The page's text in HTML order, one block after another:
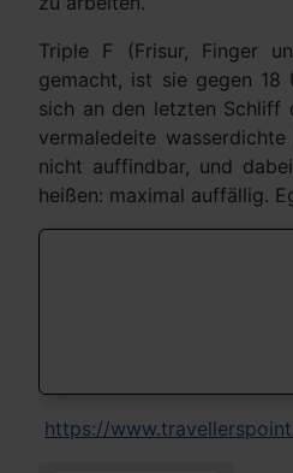
Triple F (Frisur, Finger
gemacht, ist sie gegen 18
sich an den letzten Schliff
vermaledeite
nicht auffindbar, und
heißen: maximal auffällig.
https://